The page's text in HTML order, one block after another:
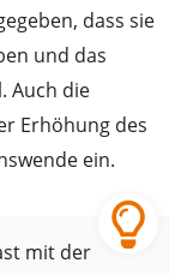
dass sie
und das
Auch die
Erhöhung des
ein.
mit der